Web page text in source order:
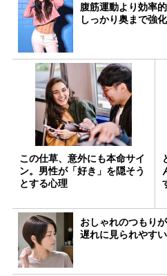
腹筋運動より効率
しっかり奥まで強
この仕草、意外にも本命サイ
ン。男性が「好き」を隠そう
とする心理
おしゃれのつもり
遅れに見られやす